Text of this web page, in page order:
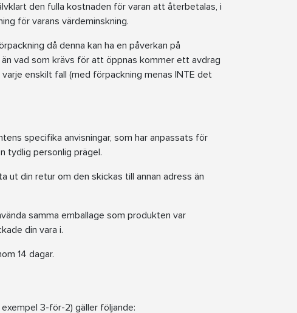
den fulla kostnaden för varan att återbetalas, i
för varans värdeminskning.
då denna kan ha en påverkan på
vad som krävs för att öppnas kommer ett avdrag
enskilt fall (med förpackning menas INTE det
specifika anvisningar, som har anpassats för
tydlig personlig prägel.
ut din retur om den skickas till annan adress än
samma emballage som produkten var
din vara i.
14 dagar.
3-för-2) gäller följande: